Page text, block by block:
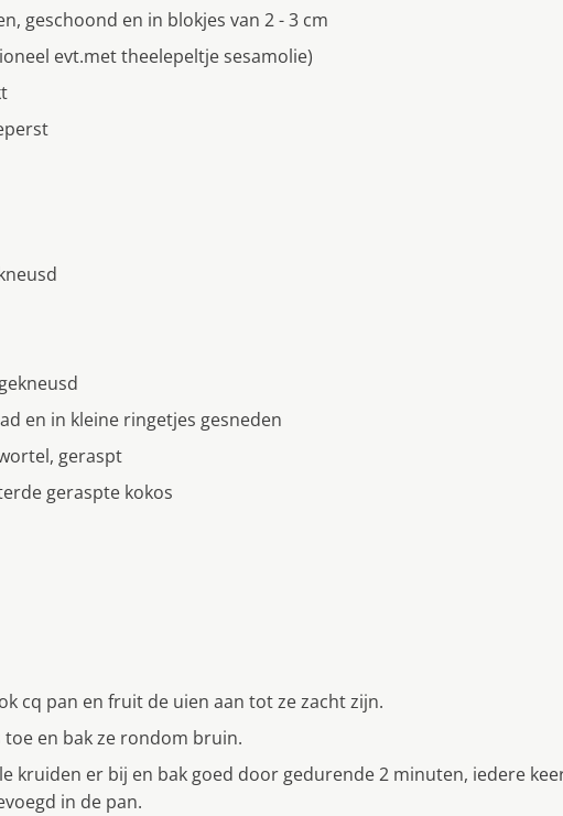
geschoond en in blokjes van 2 - 3 cm
evt.met theelepeltje sesamolie)
en in kleine ringetjes gesneden
geraspt
geraspte kokos
cq pan en fruit de uien aan tot ze zacht zijn.
toe en bak ze rondom bruin.
kruiden er bij en bak goed door gedurende 2 minuten, iedere
in de pan.